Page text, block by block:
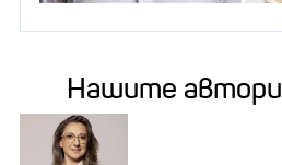
Нашите автори